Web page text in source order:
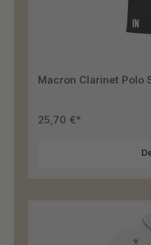
Macron Clarinet Polo
25,70 €*